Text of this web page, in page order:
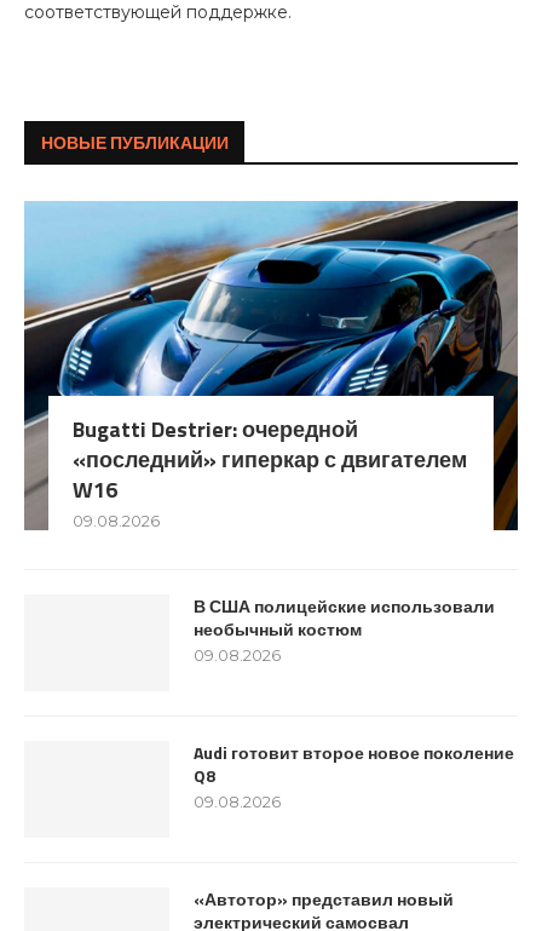
соответствующей поддержке.
НОВЫЕ ПУБЛИКАЦИИ
Bugatti Destrier: очередной
«последний» гиперкар с двигателем
W16
09.08.2026
В США полицейские использовали
необычный костюм
09.08.2026
Audi готовит второе новое поколение
Q8
09.08.2026
«Автотор» представил новый
электрический самосвал